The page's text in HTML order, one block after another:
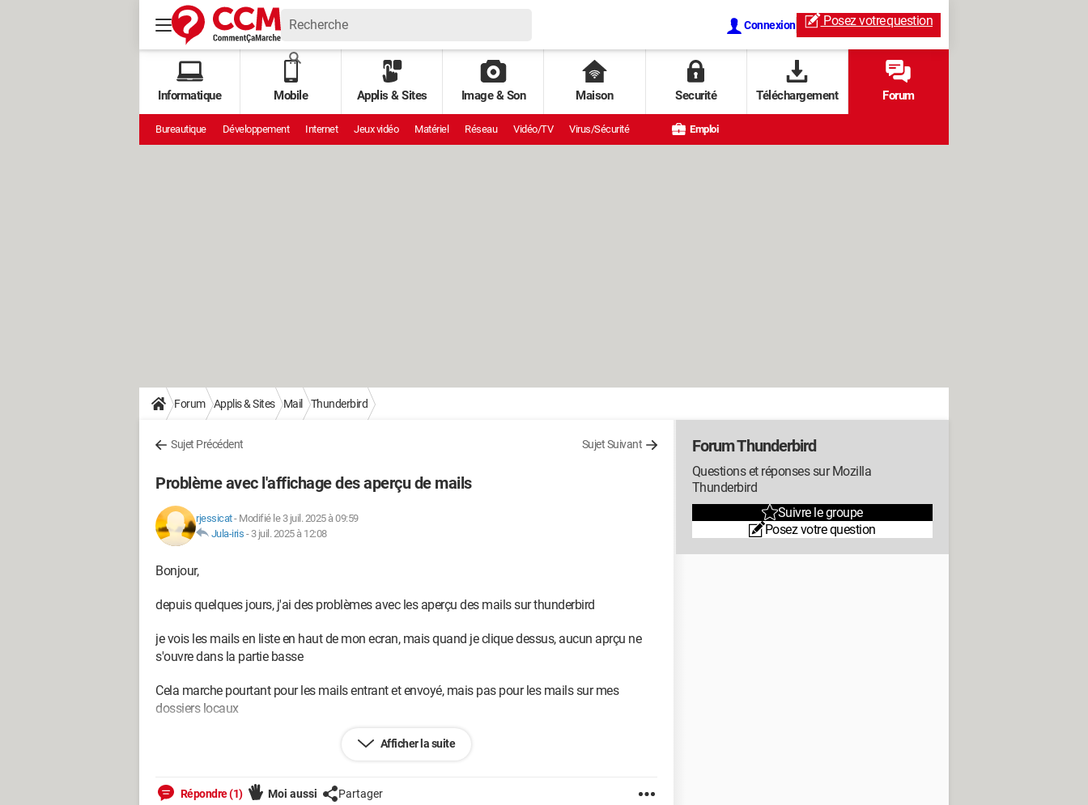
Connexion Posez votrequestion
Informatique Mobile Applis & Sites Image & Son Maison Securité Téléchargement Forum
Bureautique Développement Internet Jeux vidéo Matériel Réseau Vidéo/TV Virus/Sécurité Emploi
Forum Applis & Sites Mail Thunderbird
Sujet Précédent Sujet Suivant
Problème avec l'affichage des aperçu de mails
rjessicat- Modifié le 3 juil. 2025 à 09:59
Jula-iris - 3 juil. 2025 à 12:08
Bonjour,
depuis quelques jours, j'ai des problèmes avec les aperçu des mails sur thunderbird
je vois les mails en liste en haut de mon ecran, mais quand je clique dessus, aucun aprçu ne
s'ouvre dans la partie basse
Cela marche pourtant pour les mails entrant et envoyé, mais pas pour les mails sur mes
dossiers locaux
quelqu'un aurait une idée ? (j'ai désinstallé et réinstallé plusieurs fois sans succès)
Afficher la suite
Répondre (1) Moi aussi Partager
Forum Thunderbird
Questions et réponses sur Mozilla
Thunderbird
Suivre le groupe
Posez votre question